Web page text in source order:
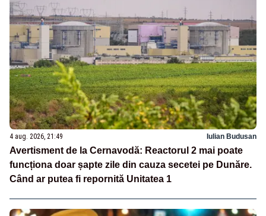
4 aug. 2026, 21:49 Iulian Budusan
Avertisment de la Cernavodă: Reactorul 2 mai poate
funcționa doar șapte zile din cauza secetei pe Dunăre.
Când ar putea fi repornită Unitatea 1